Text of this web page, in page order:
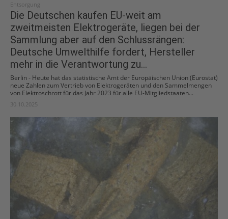
Entsorgung
Die Deutschen kaufen EU-weit am
zweitmeisten Elektrogeräte, liegen bei der
Sammlung aber auf den Schlussrängen:
Deutsche Umwelthilfe fordert, Hersteller
mehr in die Verantwortung zu...
Berlin - Heute hat das statistische Amt der Europäischen Union (Eurostat)
neue Zahlen zum Vertrieb von Elektrogeräten und den Sammelmengen
von Elektroschrott für das Jahr 2023 für alle EU-Mitgliedstaaten...
30.10.2025